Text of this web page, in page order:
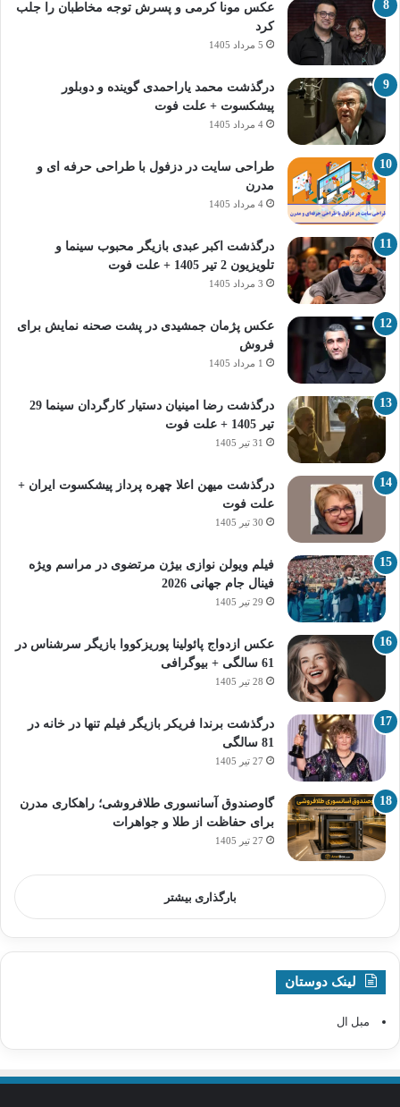
عکس مونا کرمی و پسرش توجه مخاطبان را جلب
کرد
5 مرداد 1405
درگذشت محمد یاراحمدی گوینده و دوبلور
پیشکسوت + علت فوت
4 مرداد 1405
طراحی سایت در دزفول با طراحی حرفه‌ ای و
مدرن
4 مرداد 1405
درگذشت اکبر عبدی بازیگر محبوب سینما و
تلویزیون 2 تیر 1405 + علت فوت
3 مرداد 1405
عکس پژمان جمشیدی در پشت صحنه نمایش برای
فروش
1 مرداد 1405
درگذشت رضا امینیان دستیار کارگردان سینما 29
تیر 1405 + علت فوت
31 تیر 1405
درگذشت میهن اعلا چهره پرداز پیشکسوت ایران +
علت فوت
30 تیر 1405
فیلم ویولن نوازی بیژن مرتضوی در مراسم ویژه
فینال جام جهانی 2026
29 تیر 1405
عکس ازدواج پائولینا پوریزکووا بازیگر سرشناس در
61 سالگی + بیوگرافی
28 تیر 1405
درگذشت برندا فریکر بازیگر فیلم تنها در خانه در
81 سالگی
27 تیر 1405
گاوصندوق آسانسوری طلافروشی؛ راهکاری مدرن
برای حفاظت از طلا و جواهرات
27 تیر 1405
بارگذاری بیشتر
لینک دوستان
مبل ال